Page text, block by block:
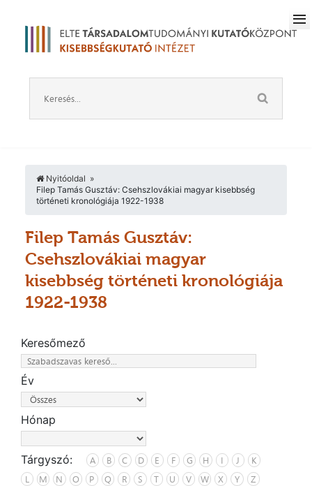
Nyitóoldal
Filep Tamás Gusztáv: Csehszlovákiai magyar kisebbség
történeti kronológiája 1922-1938
Filep Tamás Gusztáv:
Csehszlovákiai magyar
kisebbség történeti kronológiája
1922-1938
Keresőmező
Év
Hónap
Tárgyszó: A B C D E F G H I J
K
L
M N O P Q R S T U V W X Y Z